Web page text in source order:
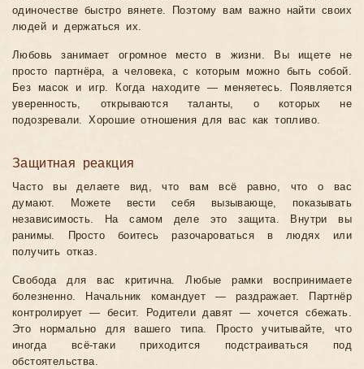
одиночестве быстро вянете. Поэтому вам важно найти своих
людей и держаться их.
Любовь занимает огромное место в жизни. Вы ищете не
просто партнёра, а человека, с которым можно быть собой.
Без масок и игр. Когда находите — меняетесь. Появляется
уверенность, открываются таланты, о которых не
подозревали. Хорошие отношения для вас как топливо.
Защитная реакция
Часто вы делаете вид, что вам всё равно, что о вас
думают. Можете вести себя вызывающе, показывать
независимость. На самом деле это защита. Внутри вы
ранимы. Просто боитесь разочароваться в людях или
получить отказ.
Свобода для вас критична. Любые рамки воспринимаете
болезненно. Начальник командует — раздражает. Партнёр
контролирует — бесит. Родители давят — хочется сбежать.
Это нормально для вашего типа. Просто учитывайте, что
иногда всё-таки приходится подстраиваться под
обстоятельства.